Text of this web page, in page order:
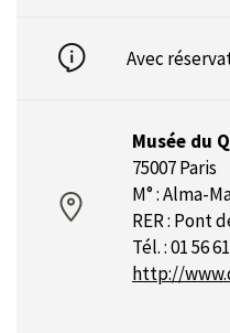
Avec
Musée du
75007 Paris
M° : Alma-
RER : Pont
Tél. : 01 56
http://